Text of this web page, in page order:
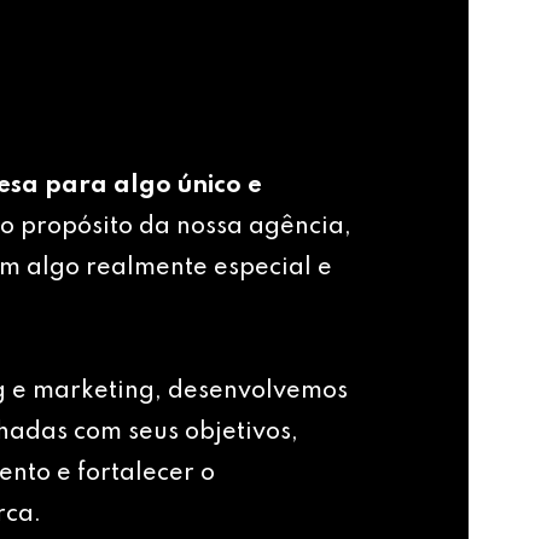
para algo único e
o propósito da nossa agência,
algo realmente especial e
marketing, desenvolvemos
com seus objetivos,
e fortalecer o